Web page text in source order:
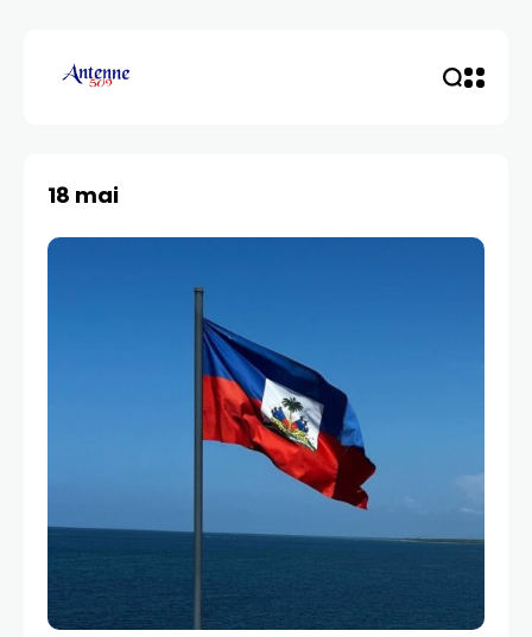
18 mai